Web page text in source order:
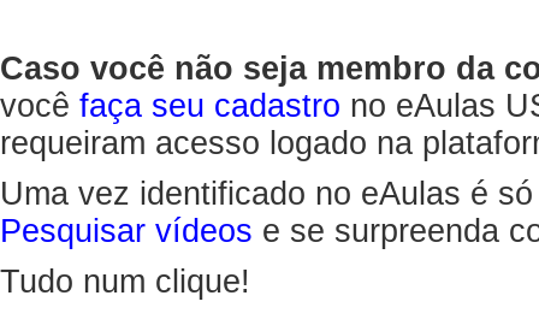
Caso você não seja membro da
você faça seu cadastro no eAulas
requeiram acesso logado na
Uma vez identificado no eAulas é
Pesquisar vídeos e se surpreenda
Tudo num clique!